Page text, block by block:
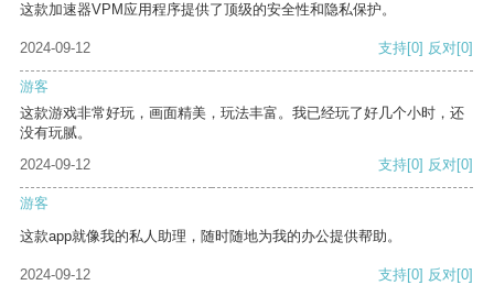
这款加速器VPM应用程序提供了顶级的安全性和隐私保护。
2024-09-12 支持[0] 反对[0]
游客
这款游戏非常好玩，画面精美，玩法丰富。我已经玩了好几个小时，还
没有玩腻。
2024-09-12
支持[0] 反对[0]
游客
这款app就像我的私人助理，随时随地为我的办公提供帮助。
2024-09-12 支持[0] 反对[0]